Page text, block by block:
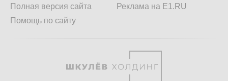
Полная версия сайта
Помощь по сайту
Реклама на E1.RU